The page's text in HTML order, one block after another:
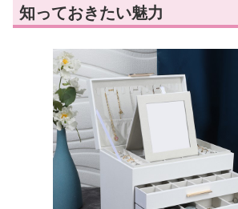
知っておきたい魅力